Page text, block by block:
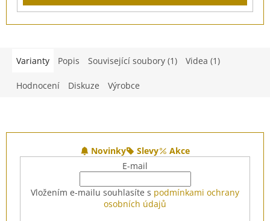
Varianty Popis Související soubory (1) Videa (1)
Hodnocení Diskuze Výrobce
Novinky Slevy
Akce
E-mail
Vložením e-mailu souhlasíte s podmínkami ochrany
osobních údajů